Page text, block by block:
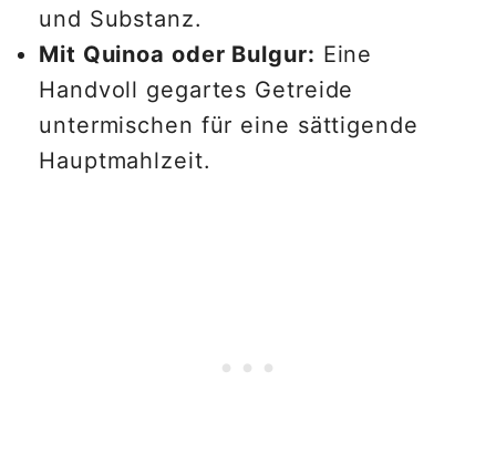
und Substanz.
Mit Quinoa oder Bulgur: Eine
Handvoll gegartes Getreide
untermischen für eine sättigende
Hauptmahlzeit.